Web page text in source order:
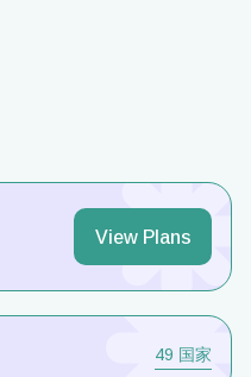
View Plans
49 国家